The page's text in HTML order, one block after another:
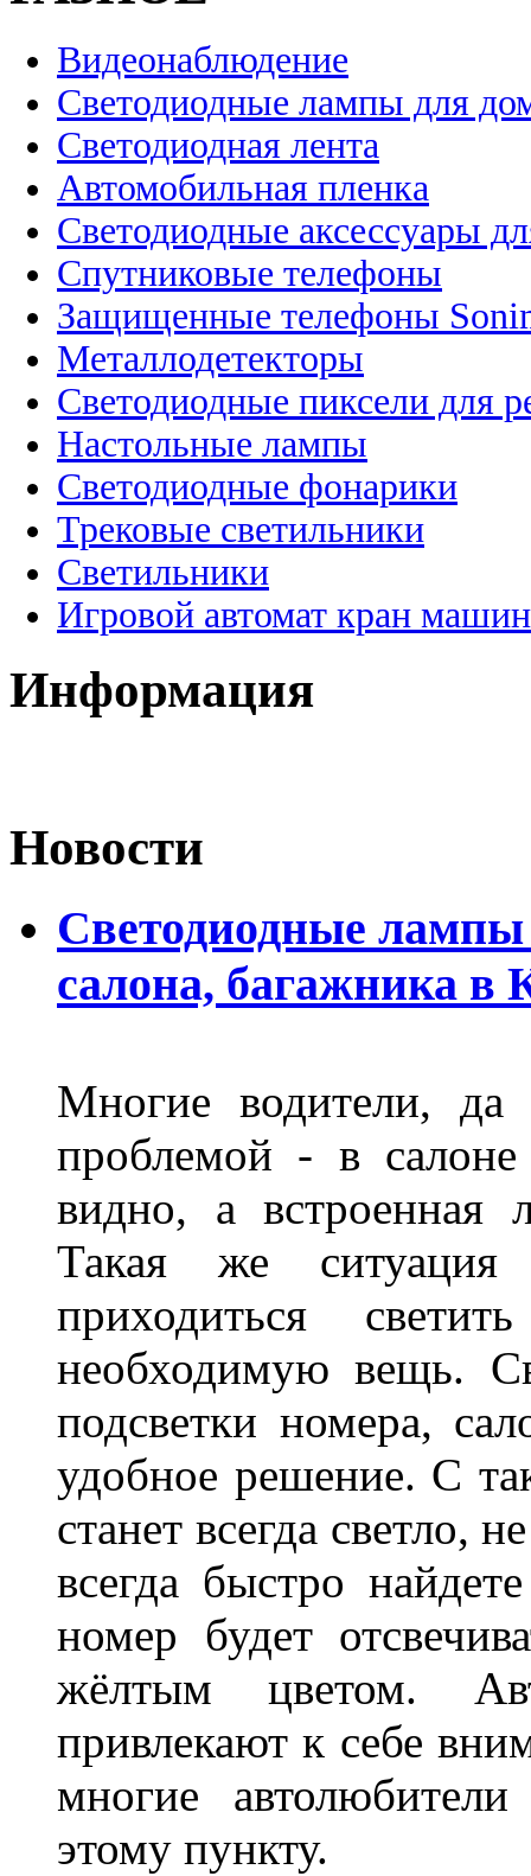
Видеонаблюдение
Светодиодные лампы для
Светодиодная лента
Автомобильная пленка
Светодиодные аксессуары
Спутниковые телефоны
Защищенные телефоны
Металлодетекторы
Светодиодные пиксели для
Настольные лампы
Светодиодные фонарики
Трековые светильники
Светильники
Игровой автомат кран
Информация
Новости
Светодиодные лампы
салона, багажника в
Многие водители, да
проблемой - в
видно, а встроенная
Такая же
приходиться
необходимую вещь.
подсветки номера,
удобное решение. С
станет всегда светло,
всегда быстро
номер будет
жёлтым цветом.
привлекают к себе
многие
этому пункту.